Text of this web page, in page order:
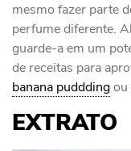
mesmo fazer parte
perfume diferente.
guarde-a em um
de receitas para
banana pudddingou
EXTRATO